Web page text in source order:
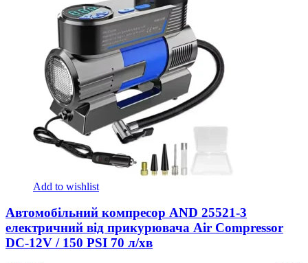
Add to wishlist
Автомобільний компресор AND 25521-3
електричний від прикурювача Air Compressor
DC-12V / 150 PSI 70 л/хв